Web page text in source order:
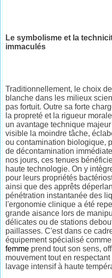
Le symbolisme et la
immaculés
Traditionnellement, le choix
blanche dans les milieux
pas fortuit. Outre sa forte
la propreté et la rigueur
un avantage technique
visible la moindre tâche,
ou contamination biologique,
de décontamination
nos jours, ces tenues
haute technologie. On y
pour leurs propriétés
ainsi que des apprêts
pénétration instantanée des
l'ergonomie clinique a été
grande aisance lors de
délicates ou de stations
paillasses. C'est dans ce
équipement spécialisé
femme prend tout son sens,
mouvement tout en
lavage intensif à haute